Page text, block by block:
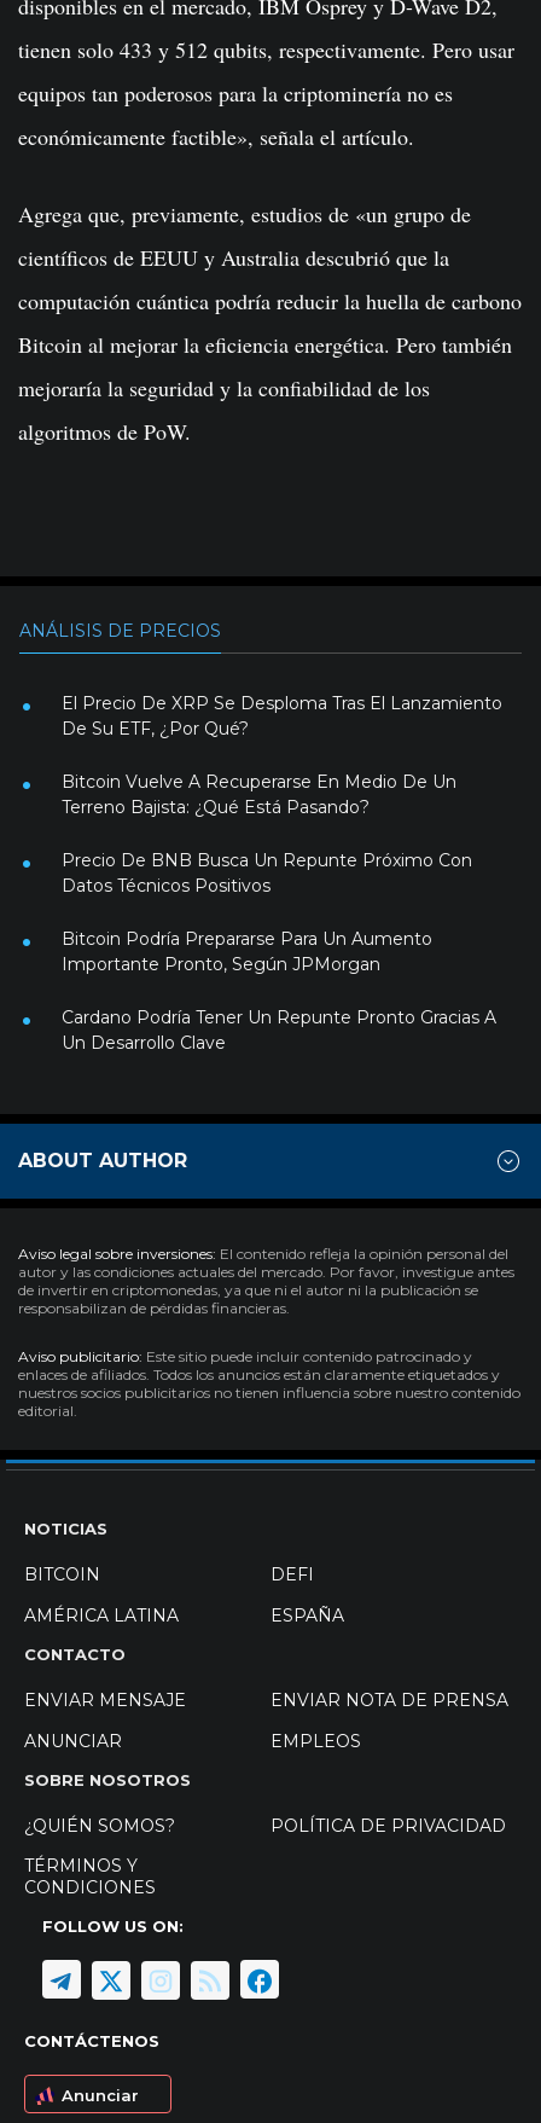
tienen solo 433 y 512 qubits, respectivamente. Pero usar
equipos tan poderosos para la criptominería no es
económicamente factible», señala el artículo.
Agrega que, previamente, estudios de «un grupo de
científicos de EEUU y Australia descubrió que la
computación cuántica podría reducir la huella de carbono
Bitcoin al mejorar la eficiencia energética. Pero también
mejoraría la seguridad y la confiabilidad de los
algoritmos de PoW.
ANÁLISIS DE PRECIOS
El Precio De XRP Se Desploma Tras El Lanzamiento
De Su ETF, ¿Por Qué?
Bitcoin Vuelve A Recuperarse En Medio De Un
Terreno Bajista: ¿Qué Está Pasando?
Precio De BNB Busca Un Repunte Próximo Con
Datos Técnicos Positivos
Bitcoin Podría Prepararse Para Un Aumento
Importante Pronto, Según JPMorgan
Cardano Podría Tener Un Repunte Pronto Gracias A
Un Desarrollo Clave
ABOUT AUTHOR
Aviso legal sobre inversiones: El contenido refleja la opinión personal del
autor y las condiciones actuales del mercado. Por favor, investigue antes
de invertir en criptomonedas, ya que ni el autor ni la publicación se
responsabilizan de pérdidas financieras.
Aviso publicitario: Este sitio puede incluir contenido patrocinado y
enlaces de afiliados. Todos los anuncios están claramente etiquetados y
nuestros socios publicitarios no tienen influencia sobre nuestro contenido
editorial.
NOTICIAS
BITCOIN
DEFI
AMÉRICA LATINA
ESPAÑA
CONTACTO
ENVIAR MENSAJE
ENVIAR NOTA DE PRENSA
ANUNCIAR
EMPLEOS
SOBRE NOSOTROS
¿QUIÉN SOMOS?
POLÍTICA DE PRIVACIDAD
TÉRMINOS Y
CONDICIONES
FOLLOW US ON:
CONTÁCTENOS
Anunciar